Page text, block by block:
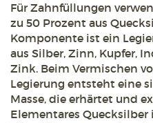
Für Zahnfüllungen
zu 50 Prozent aus
Komponente ist ein
aus Silber, Zinn, Kupfer,
Zink. Beim Vermischen
Legierung entsteht eine
Masse, die erhärtet und
Elementares